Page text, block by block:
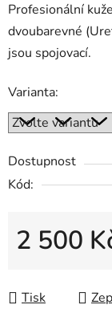
Profesionální
dvoubarevné
jsou spojovací.
Varianta:
Dostupnost
Kód:
2 500
Tisk